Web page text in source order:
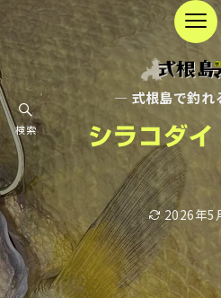
検索
— 式根島で釣れ
シラコダ
2026年5